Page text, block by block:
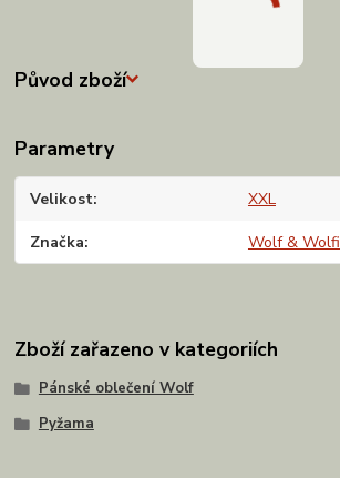
Původ zboží
Parametry
Velikost XXL
Značka Wolf &
Zboží zařazeno v kategoriích
Pánské oblečení Wolf
Pyžama